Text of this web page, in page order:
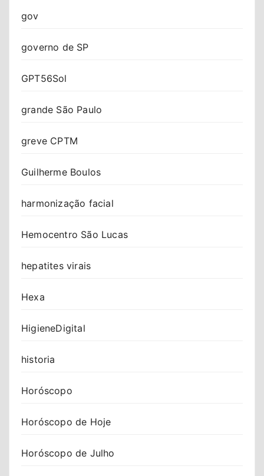
gov
governo de SP
GPT56Sol
grande São Paulo
greve CPTM
Guilherme Boulos
harmonização facial
Hemocentro São Lucas
hepatites virais
Hexa
HigieneDigital
historia
Horóscopo
Horóscopo de Hoje
Horóscopo de Julho